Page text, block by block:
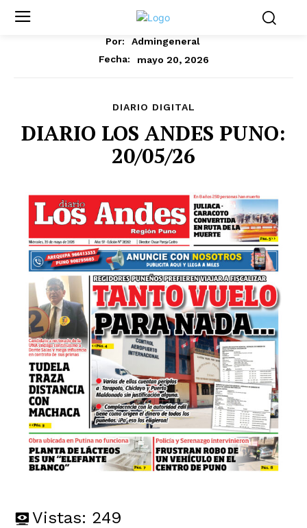
Por:
Admingeneral
Fecha:
mayo 20, 2026
DIARIO DIGITAL
DIARIO LOS ANDES PUNO:
20/05/26
Vistas: 249